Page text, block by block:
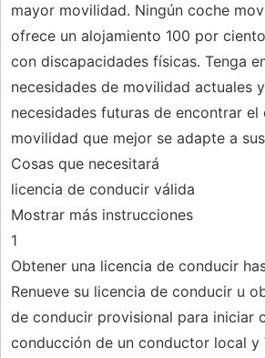
mayor movilidad. Ningún coche
ofrece un alojamiento 100 por
con discapacidades físicas. Tenga
necesidades de movilidad actuales
necesidades futuras de encontrar el
movilidad que mejor se adapte a
Cosas que necesitará
licencia de conducir válida
Mostrar más instrucciones
1
Obtener una licencia de conducir
Renueve su licencia de conducir u
de conducir provisional para iniciar
conducción de un conductor local y